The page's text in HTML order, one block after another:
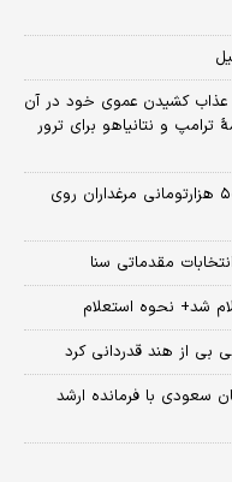
عذاب کشیدن عموی خود در آن
ترامپ و نتانیاهو برای ترور
قیمت واقعی مرغ اعلام شد/ ماجرای ضرر ۵۰ هزارتومانی مرغداران روی
مقدماتی سنا
شد+ نحوه استعلام
بی از هند قدردانی کرد
سعودی با فرمانده ارشد